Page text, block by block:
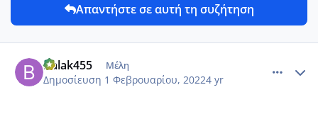
Απαντήστε σε αυτή τη συζήτηση
Balak455 Μέλη
Δημοσίευση 1 Φεβρουαρίου, 20224 yr